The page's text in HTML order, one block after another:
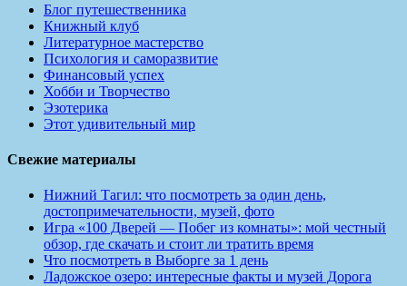
Блог путешественника
Книжный клуб
Литературное мастерство
Психология и саморазвитие
Финансовый успех
Хобби и Творчество
Эзотерика
Этот удивительный мир
Свежие материалы
Нижний Тагил: что посмотреть за один день,
достопримечательности, музей, фото
Игра «100 Дверей — Побег из комнаты»: мой честный
обзор, где скачать и стоит ли тратить время
Что посмотреть в Выборге за 1 день
Ладожское озеро: интересные факты и музей Дорога